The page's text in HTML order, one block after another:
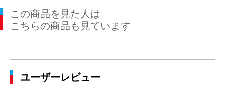
この商品を見た人は
こちらの商品も見ています
ユーザーレビュー